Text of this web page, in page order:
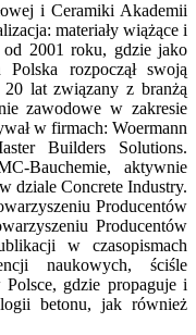
i Ceramiki Akademii
materiały wiążące i
od 2001 roku, gdzie jako
rozpoczął swoją
lat związany z branżą
zawodowe w zakresie
w firmach: Woermann
Builders Solutions.
Bauchemie, aktywnie
dziale Concrete Industry.
Producentów
Producentów
w czasopismach
naukowych, ściśle
gdzie propaguje i
betonu, jak również